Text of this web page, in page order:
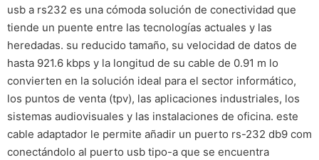
usb a rs232 es una cómoda solución de conectividad que
tiende un puente entre las tecnologías actuales y las
heredadas. su reducido tamaño, su velocidad de datos de
hasta 921.6 kbps y la longitud de su cable de 0.91 m lo
convierten en la solución ideal para el sector informático,
los puntos de venta (tpv), las aplicaciones industriales, los
sistemas audiovisuales y las instalaciones de oficina. este
cable adaptador le permite añadir un puerto rs-232 db9 com
conectándolo al puerto usb tipo-a que se encuentra